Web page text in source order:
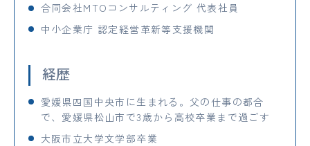
合同会社MTOコンサルティング 代表社員
中小企業庁 認定経営革新等支援機関
経歴
愛媛県四国中央市に生まれる。父の仕事の都合
で、愛媛県松山市で3歳から高校卒業まで過ごす
大阪市立大学文学部卒業